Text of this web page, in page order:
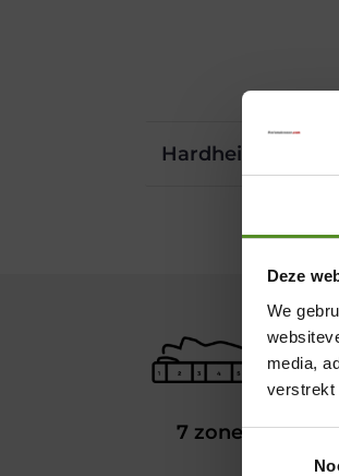
Deze
We
media,
verstrekt
Hardheidkeuze
7 zones